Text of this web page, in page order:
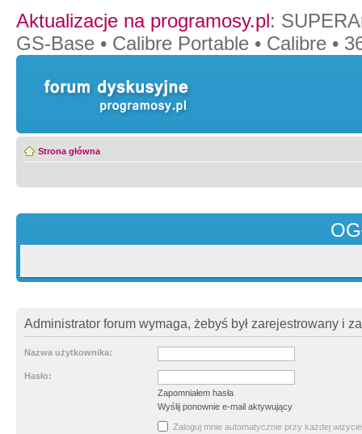
Aktualizacje na programosy.pl:
GS-Base • Calibre Portable • Calibre •
Strona główna
Administrator forum wymaga, żebyś był zarejestrowany i
Nazwa użytkownika:
Hasło:
Zapomniałem hasła
Wyślij ponownie e-mail aktywujący
Zaloguj mnie automatycznie przy każdej wizycie